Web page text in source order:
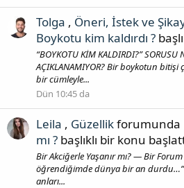
Tolga , Öneri, İstek ve
Boykotu kim kaldırdı ?
“BOYKOTU KİM KALDIRDI?” SORUSU
AÇIKLANAMIYOR? Bir boykotun
bir cümleyle...
Dün 10:45 da
Leila , Güzellikforumunda
mı ? başlıklı bir konu
Bir Akciğerle Yaşanır mı? — Bir
öğrendiğimde dünya bir an durdu…”
anları...